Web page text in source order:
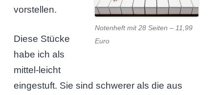
Notenheft mit 28 Seiten – 11,99
Euro
vorstellen.
Diese Stücke
habe ich als
mittel-leicht
eingestuft. Sie sind schwerer als die aus